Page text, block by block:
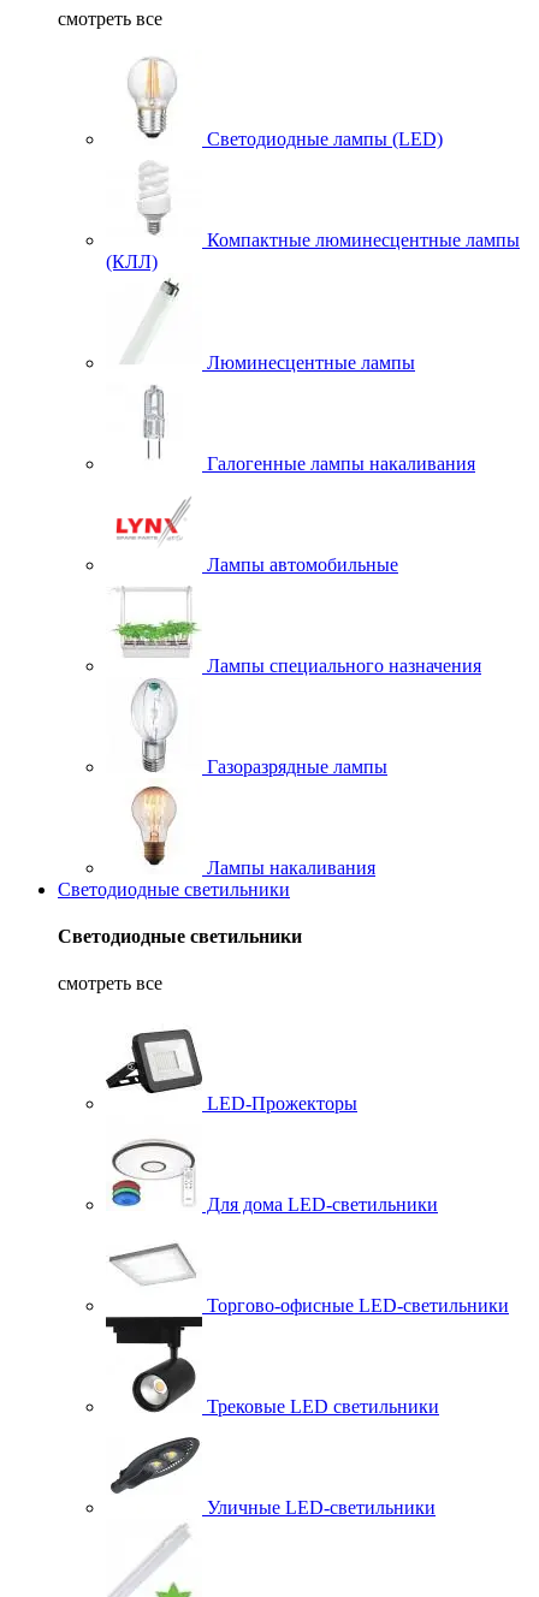
смотреть все
Светодиодные лампы (LED)
Компактные люминесцентные лампы
(КЛЛ)
Люминесцентные лампы
Галогенные лампы накаливания
Лампы автомобильные
Лампы специального назначения
Газоразрядные лампы
Лампы накаливания
Светодиодные светильники
Светодиодные светильники
смотреть все
LED-Прожекторы
Для дома LED-светильники
Торгово-офисные LED-светильники
Трековые LED светильники
Уличные LED-светильники